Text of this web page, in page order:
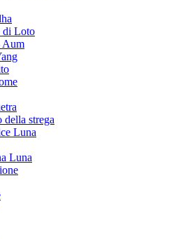
di Loto
Aum
strega
Luna
Luna